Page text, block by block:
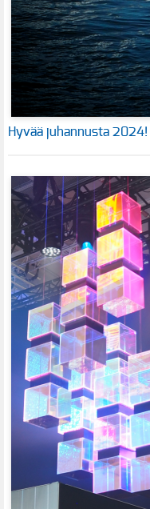
Hyvää juhannusta 2024!